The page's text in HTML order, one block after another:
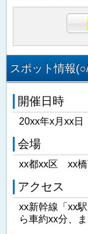
スポット情報
開催日時
20xx年x月xx日
会場
xx都xx区 xx橋
アクセス
xx新幹線「xx
ら車約xx分、